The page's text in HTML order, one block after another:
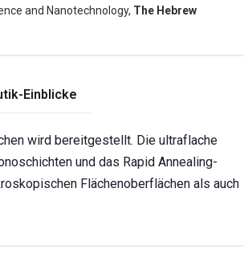
and Nanotechnology, The Hebrew
Einblicke
wird bereitgestellt. Die ultraflache
und das Rapid Annealing-
Flächenoberflächen als auch